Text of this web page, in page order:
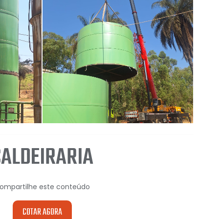
este conteúdo
COTAR AGORA